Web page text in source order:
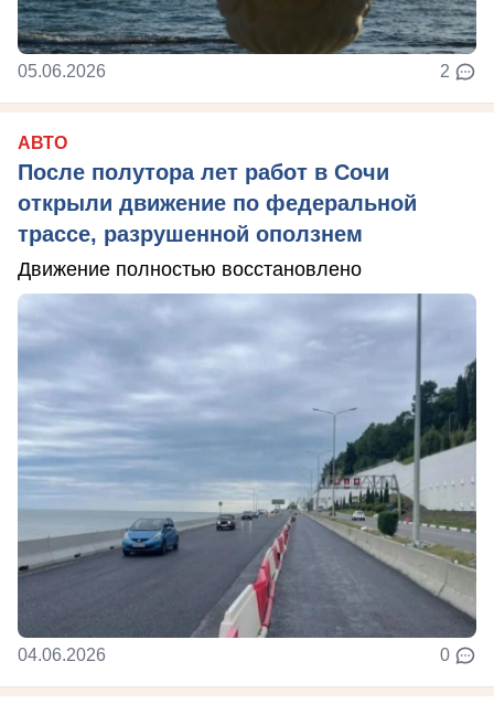
05.06.2026 2
АВТО
После полутора лет работ в Сочи
открыли движение по федеральной
трассе, разрушенной оползнем
Движение полностью восстановлено
04.06.2026 0